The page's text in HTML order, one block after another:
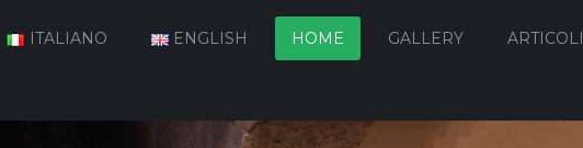
ITALIANO ENGLISH HOME GALLERY ARTICOLI